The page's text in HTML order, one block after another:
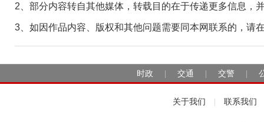
2、部分内容转自其他媒体，转载目的在于传递更多信息，
3、如因作品内容、版权和其他问题需要同本网联系的，请
时政 交通 交警
关于我们 联系我们